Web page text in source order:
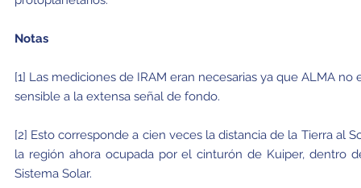
Notas
[1] Las mediciones de IRAM eran necesarias ya que ALMA no
sensible a la extensa señal de fondo.
[2] Esto corresponde a cien veces la distancia de la Tierra al
la región ahora ocupada por el cinturón de Kuiper, dentro
Sistema Solar.